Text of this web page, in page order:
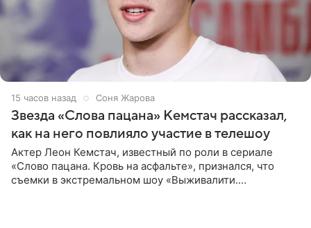
15 часов назад Соня Жарова
Звезда «Слова пацана» Кемстач рассказал,
как на него повлияло участие в телешоу
Актер Леон Кемстач, известный по роли в сериале
«Слово пацана. Кровь на асфальте», признался, что
съемки в экстремальном шоу «Выживалити.